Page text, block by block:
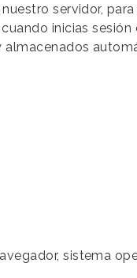
servidor,
inicias
sistema